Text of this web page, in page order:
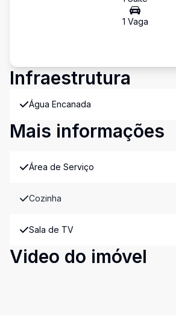
1 Vaga
Infraestrutura
Água Encanada
Mais informações
Área de Serviço
Cozinha
Sala de TV
Video do imóvel